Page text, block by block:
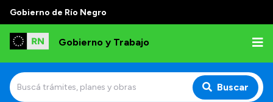
Gobierno de Río Negro
Gobierno y Trabajo
Buscar